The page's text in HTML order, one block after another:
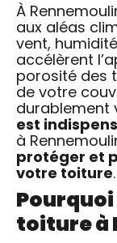
À
aux aléas
vent,
accélèrent
porosité des
de votre
durablement
est
à
protéger et
votre toiture.
toiture à